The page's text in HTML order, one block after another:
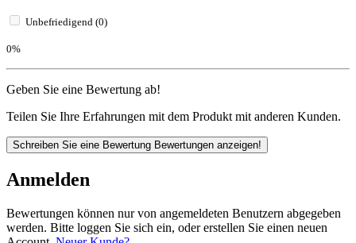
Unbefriedigend (0)
0%
Geben Sie eine Bewertung ab!
Teilen Sie Ihre Erfahrungen mit dem Produkt mit anderen Kunden.
Schreiben Sie eine Bewertung Bewertungen anzeigen!
Anmelden
Bewertungen können nur von angemeldeten Benutzern abgegeben
werden. Bitte loggen Sie sich ein, oder erstellen Sie einen neuen